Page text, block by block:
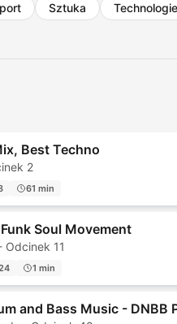
Sztuka
Technologie
Best Techno
2
61 min
Soul Movement
Odcinek 11
1 min
and Bass Music - DNBB